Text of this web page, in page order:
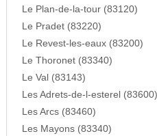
Le Plan-de-la-tour (83120)
Le Pradet (83220)
Le Revest-les-eaux (83200)
Le Thoronet (83340)
Le Val (83143)
Les Adrets-de-l-esterel (83600)
Les Arcs (83460)
Les Mayons (83340)